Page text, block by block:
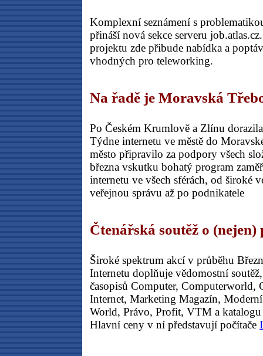
Komplexní seznámení s
přináší nová sekce serveru
projektu zde přibude nabídka a
vhodných pro teleworking.
Na řadě je Moravská
Po Českém Krumlově a Zlínu
Týdne internetu ve městě do
město připravilo za podpory všech
března vskutku bohatý program
internetu ve všech sférách, od široké
veřejnou správu až po podnikatele
Čtenářská soutěž o (nejen)
Široké spektrum akcí v průběhu
Internetu doplňuje vědomostní
časopisů Computer, Computerworld,
Internet, Marketing Magazín,
World, Právo, Profit, VTM a
Hlavní ceny v ní představují počítače